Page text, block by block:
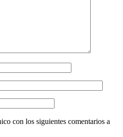
con los siguientes comentarios a